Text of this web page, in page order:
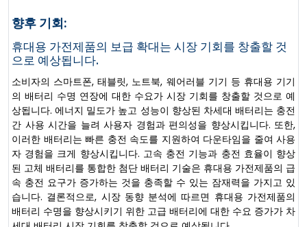
향후 기회:
휴대용 가전제품의 보급 확대는 시장 기회를 창출할 것
으로 예상됩니다.
소비자의 스마트폰, 태블릿, 노트북, 웨어러블 기기 등 휴대용 기기
의 배터리 수명 연장에 대한 수요가 시장 기회를 창출할 것으로 예
상됩니다. 에너지 밀도가 높고 성능이 향상된 차세대 배터리는 충전
간 사용 시간을 늘려 사용자 경험과 편의성을 향상시킵니다. 또한,
이러한 배터리는 빠른 충전 속도를 지원하여 다운타임을 줄여 사용
자 경험을 크게 향상시킵니다. 고속 충전 기능과 충전 효율이 향상
된 고체 배터리를 통합한 첨단 배터리 기술은 휴대용 가전제품의 급
속 충전 요구가 증가하는 것을 충족할 수 있는 잠재력을 가지고 있
습니다. 결론적으로, 시장 동향 분석에 따르면 휴대용 가전제품의
배터리 수명을 향상시키기 위한 고급 배터리에 대한 수요 증가가 차